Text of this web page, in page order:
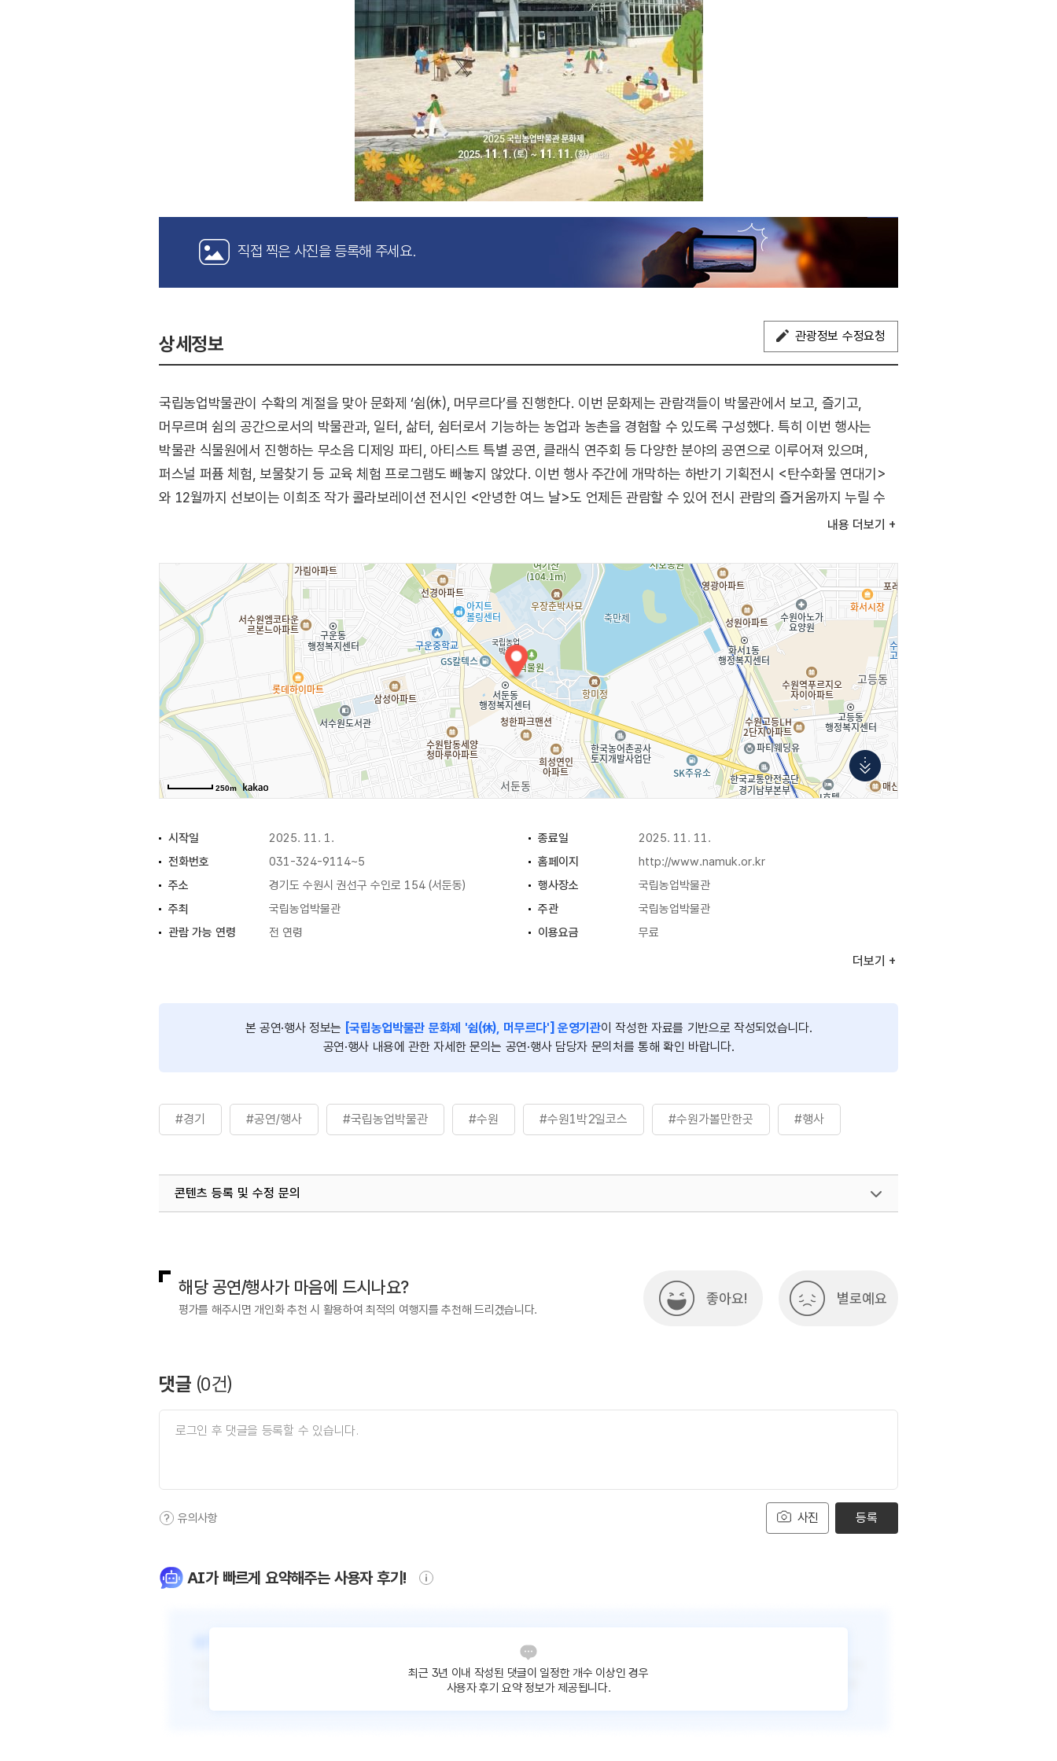
직접 찍은 사진을 등록해 주세요.
상세정보 관광정보 수정요청
국립농업박물관이 수확의 계절을 맞아 문화제 ‘쉼(休), 머무르다’를 진행한다. 이번 문화제는 관람객들이 박물관에서 보고, 즐기고,
머무르며 쉼의 공간으로서의 박물관과, 일터, 삶터, 쉼터로서 기능하는 농업과 농촌을 경험할 수 있도록 구성했다. 특히 이번 행사는
박물관 식물원에서 진행하는 무소음 디제잉 파티, 아티스트 특별 공연, 클래식 연주회 등 다양한 분야의 공연으로 이루어져 있으며,
퍼스널 퍼퓸 체험, 보물찾기 등 교육 체험 프로그램도 빼놓지 않았다. 이번 행사 주간에 개막하는 하반기 기획전시 <탄수화물 연대기>
와 12월까지 선보이는 이희조 작가 콜라보레이션 전시인 <안녕한 여느 날>도 언제든 관람할 수 있어 전시 관람의 즐거움까지 누릴 수
[행사내용]
- 주요프로그램 : 아티스트 공연 / 만들기 체험(압화 책갈피, 전구 테라리움 등) / 페이스 페인팅 / 우리 쌀 소비촉진관 전시 / 포토존 등
내용 더보기
250m
시작일 2025. 11. 1. 종료일
2025. 11. 11.
전화번호
031-324-9114~5 홈페이지
http://www.namuk.or.kr
주소
경기도 수원시 권선구 수인로 154 (서둔동) 행사장소
국립농업박물관
주최
국립농업박물관 주관
국립농업박물관
관람 가능 연령
전 연령 이용요금
무료
더보기
본 공연·행사 정보는 [국립농업박물관 문화제 '쉼(休), 머무르다'] 운영기관이 작성한 자료를 기반으로 작성되었습니다.
공연·행사 내용에 관한 자세한 문의는 공연·행사 담당자 문의처를 통해 확인 바랍니다.
#경기 #공연/행사 #국립농업박물관 #수원 #수원1박2일코스 #수원가볼만한곳 #행사
콘텐츠 등록 및 수정 문의
해당 공연/행사가 마음에 드시나요?
평가를 해주시면 개인화 추천 시 활용하여 최적의 여행지를 추천해 드리겠습니다.
좋아요! 별로예요
댓글 (0건)
사진
유의사항 등록
AI가 빠르게 요약해주는 사용자 후기!
최근 3년 이내 작성된 댓글이 일정한 개수 이상인 경우
사용자 후기 요약 정보가 제공됩니다.